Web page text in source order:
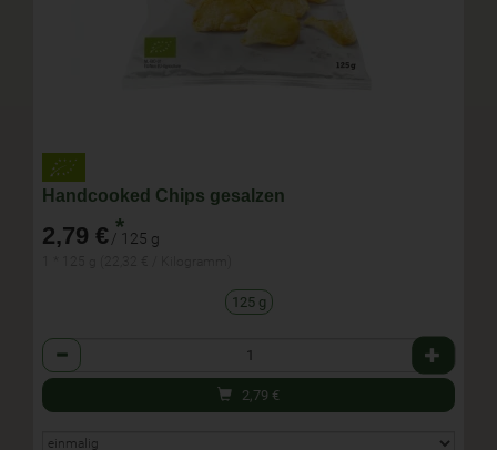
Handcooked Chips gesalzen
2,79 € *
/ 125 g
125 g
Anzahl
2,79 €